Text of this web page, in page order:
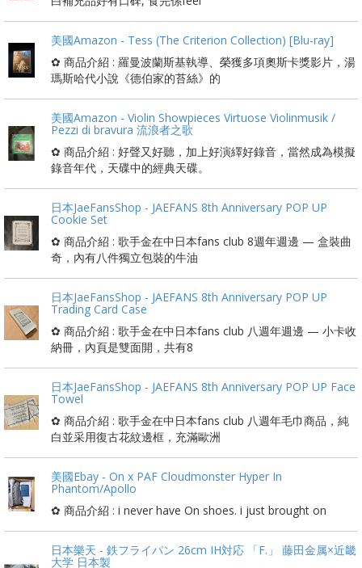
美國Amazon - Tess (The Criterion Collection) [Blu-ray]
✿ 商品介紹 : 羅曼波蘭斯基執導、榮獲多項奧斯卡獎影片，湯
瑪斯哈代小說《德伯家的苔絲》的
美國Amazon - Violin Showpieces Virtuose Violinmusik /
Pezzi di bravura 流浪者之歌
✿ 商品介紹 : 好聲又好聽，加上好演繹好錄音，當然成為模擬
錄音年代，天碟中的經典天碟。
日本JaeFansShop - JAEFANS 8th Anniversary POP UP
Cookie Set
✿ 商品介紹 : 歌手金在中日本fans club 8週年週邊 — 盒裝曲
奇，內有八件獨立包裝的牛油
日本JaeFansShop - JAEFANS 8th Anniversary POP UP
Trading Card Case
✿ 商品介紹 : 歌手金在中日本fans club 八週年週邊 — 小卡收
納冊，內頁是雙面開，共有8
日本JaeFansShop - JAEFANS 8th Anniversary POP UP Face
Towel
✿ 商品介紹 : 歌手金在中日本fans club 八週年毛巾商品，純
白並采用復古花紋邊框，充滿歐洲
美國Ebay - On x PAF Cloudmonster Hyper In
Phantom/Apollo
✿ 商品介紹 : i never have On shoes. i just brought on
日本樂天 - 鉄フライパン 26cm IH対応 「F.」 藤田金属×近畿
大学 日本製